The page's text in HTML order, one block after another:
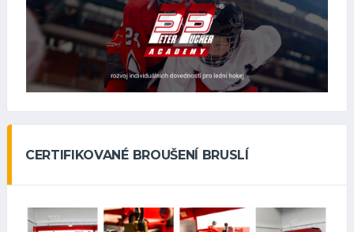
CERTIFIKOVANÉ BROUŠENÍ BRUSLÍ